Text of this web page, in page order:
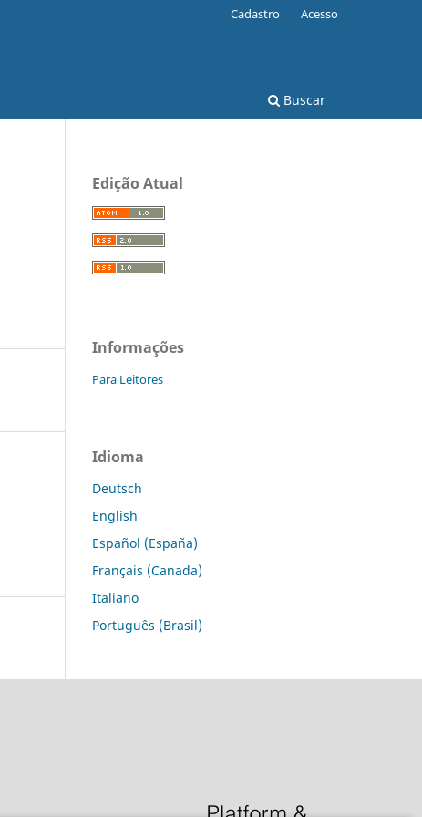
Buscar
Cadastro Acesso
Edição Atual
Informações
Para Leitores
Idioma
Deutsch
English
Español (España)
Français (Canada)
Italiano
Português (Brasil)